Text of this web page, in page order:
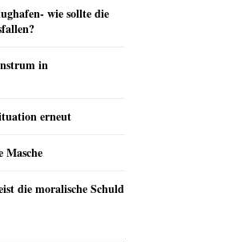
wie sollte die
in
erneut
Masche
die moralische Schuld